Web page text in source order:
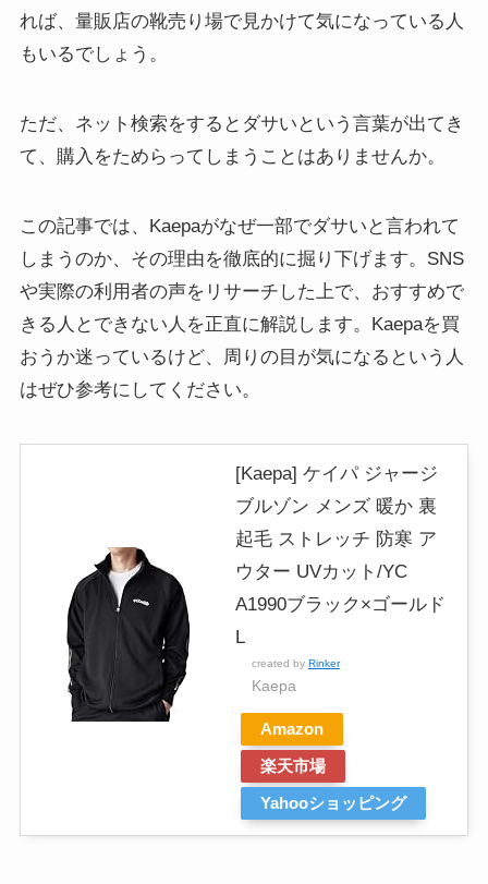
れば、量販店の靴売り場で見かけて気になっている人
もいるでしょう。
ただ、ネット検索をするとダサいという言葉が出てき
て、購入をためらってしまうことはありませんか。
この記事では、Kaepaがなぜ一部でダサいと言われて
しまうのか、その理由を徹底的に掘り下げます。SNS
や実際の利用者の声をリサーチした上で、おすすめで
きる人とできない人を正直に解説します。Kaepaを買
おうか迷っているけど、周りの目が気になるという人
はぜひ参考にしてください。
[Kaepa] ケイパ ジャージ
ブルゾン メンズ 暖か 裏
起毛 ストレッチ 防寒 ア
ウター UVカット/YC
A1990ブラック×ゴールド
L
created by Rinker
Kaepa
Amazon
楽天市場
Yahooショッピング